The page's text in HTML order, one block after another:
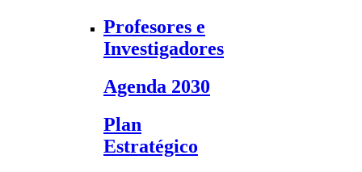
Profesores e
Investigadores
Agenda 2030
Plan
Estratégico